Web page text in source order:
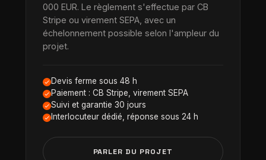
000 EUR. Le règlement s'effectue par CB
Stripe ou virement SEPA, avec un
échelonnement possible selon l'ampleur du
projet.
Devis ferme sous 48 h
Paiement : CB Stripe, virement SEPA
Suivi et garantie 30 jours
Interlocuteur dédié, réponse sous 24 h
PARLER DU PROJET